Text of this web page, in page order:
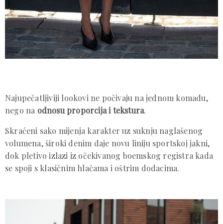
Najupečatljiviji lookovi ne počivaju na jednom komadu,
nego na odnosu proporcija i tekstura.
Skraćeni sako mijenja karakter uz suknju naglašenog
volumena, široki denim daje novu liniju sportskoj jakni,
dok pletivo izlazi iz očekivanog boemskog registra kada
se spoji s klasičnim hlačama i oštrim dodacima.